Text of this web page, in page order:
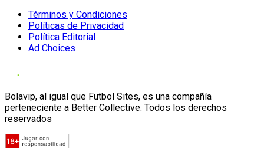
Términos y Condiciones
Políticas de Privacidad
Política Editorial
Ad Choices
Bolavip, al igual que Futbol Sites, es una compañía
perteneciente a Better Collective. Todos los derechos
reservados